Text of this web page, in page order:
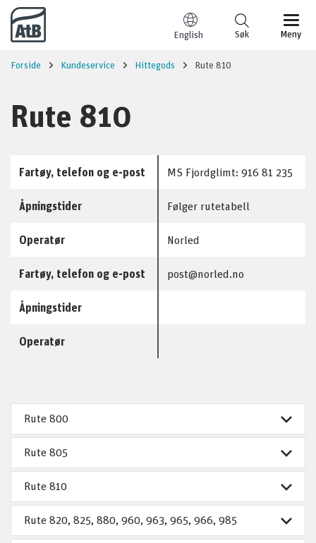
Til innhold
English Meny
Søk
Forside Kundeservice Hittegods Rute 810
Rute 810
Fartøy, telefon og e-post MS Fjordglimt: 916 81 235
Åpningstider Følger rutetabell
Operatør Norled
Fartøy, telefon og e-post post@norled.no
Åpningstider
Operatør
Rute 800
Rute 805
Rute 810
Rute 820, 825, 880, 960, 963, 965, 966, 985